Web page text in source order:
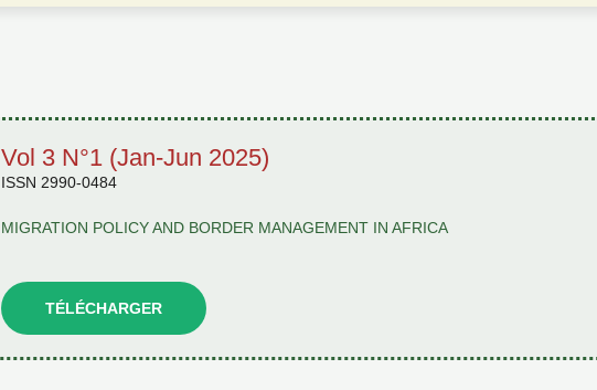
Vol 3 N°1 (Jan-Jun 2025)
ISSN 2990-0484
MIGRATION POLICY AND BORDER MANAGEMENT IN AFRICA
TÉLÉCHARGER